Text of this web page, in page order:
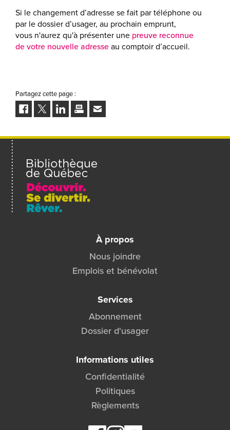
Si le changement d’adresse se fait par téléphone ou
par le dossier d’usager, au prochain emprunt,
vous n'aurez qu'à présenter une preuve reconnue
de votre nouvelle adresseau comptoir d’accueil.
Partagez cette page :
FacebookTwitterLinkedInImprimerEnvoyer
à
À propos
Nous joindre
Emplois et bénévolat
Services
Abonnement
Dossier d'usager
Informations utiles
Confidentialité
Politiques
Règlements